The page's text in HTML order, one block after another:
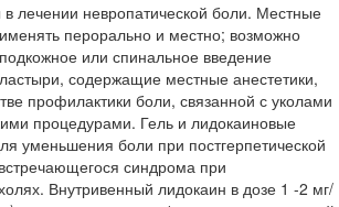
лечении невропатической боли. Местные
перорально и местно; возможно
или спинальное введение
содержащие местные анестетики,
профилактики боли, связанной с уколами
процедурами. Гель и лидокаиновые
уменьшения боли при постгерпетической
синдрома при
Внутривенный лидокаин в дозе 1 -2 мг/